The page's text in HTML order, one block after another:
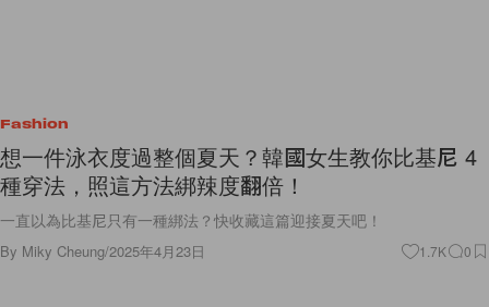
Fashion
想一件泳衣度過整個夏天？韓國女生教你比基尼 4
種穿法，照這方法綁辣度翻倍！
一直以為比基尼只有一種綁法？快收藏這篇迎接夏天吧！
By Miky Cheung/2025年4月23日 1.7K 0